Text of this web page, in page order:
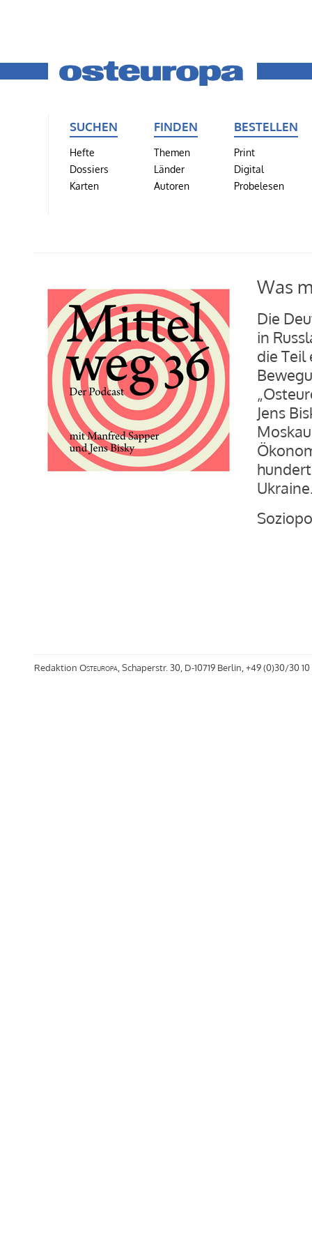
SUCHEN
Hefte
Dossiers
Karten
FINDEN
Themen
Länder
Autoren
BESTELLEN
Print
Digital
Probelesen
Was
Die
in
die Teil
Jens
Redaktion Osteuropa, Schaperstr. 30, D-10719 Berlin, +49 (0)30/30